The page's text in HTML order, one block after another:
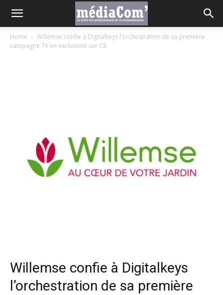
Home
Willemse confie à Digitalkeys l’orchestration de sa première
campagne TV en exclusivité sur C8
Willemse confie à Digitalkeys
l’orchestration de sa première